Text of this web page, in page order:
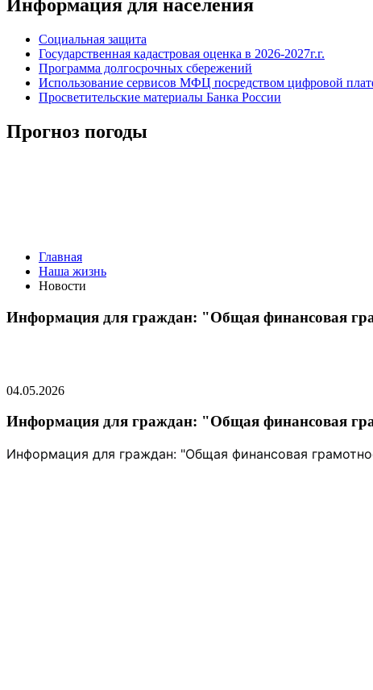
Информация для населения
Социальная защита
Государственная кадастровая оценка в 2026-2027г.г.
Программа долгосрочных сбережений
Использование сервисов МФЦ посредством цифровой
Просветительские материалы Банка России
Прогноз погоды
Главная
Наша жизнь
Новости
Информация для граждан: "Общая финансовая
04.05.2026
Информация для граждан: "Общая финансовая
Информация для граждан: "Общая финансовая